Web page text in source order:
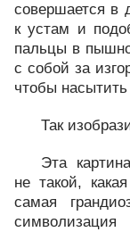
совершается в
к устам и
пальцы в
с собой за
чтобы
Так
Эта
не такой,
самая